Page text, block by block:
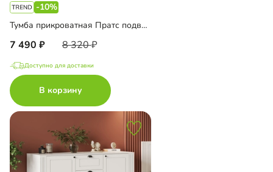
-10%
Тумба прикроватная Пратс подвесная
7 490 8 320
Доступно для доставки
В корзину